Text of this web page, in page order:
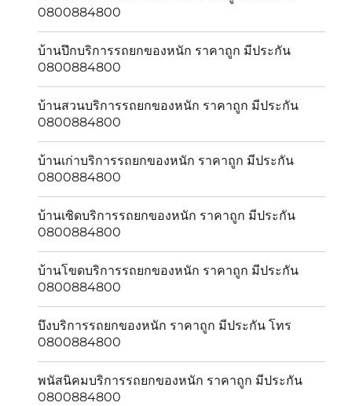
0800884800
บ้านปึกบริการรถยกของหนัก ราคาถูก มีประกัน
0800884800
บ้านสวนบริการรถยกของหนัก ราคาถูก มีประกัน
0800884800
บ้านเก่าบริการรถยกของหนัก ราคาถูก มีประกัน
0800884800
บ้านเซิดบริการรถยกของหนัก ราคาถูก มีประกัน
0800884800
บ้านโขดบริการรถยกของหนัก ราคาถูก มีประกัน
0800884800
บึงบริการรถยกของหนัก ราคาถูก มีประกัน โทร
0800884800
พนัสนิคมบริการรถยกของหนัก ราคาถูก มีประกัน
0800884800